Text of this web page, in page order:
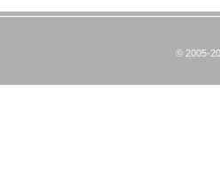
© 2005-